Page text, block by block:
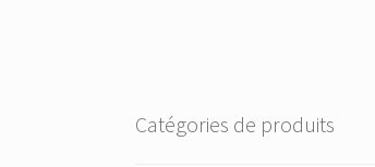
Catégories de produits